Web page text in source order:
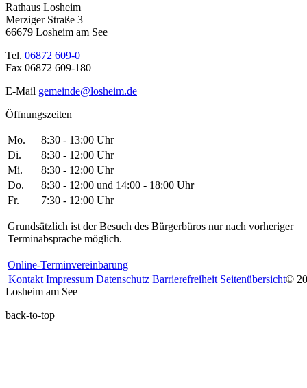
Rathaus Losheim
Merziger Straße 3
66679 Losheim am See
Tel. 06872 609-0
Fax 06872 609-180
E-Mail gemeinde@losheim.de
Öffnungszeiten
Mo.
8:30 - 13:00 Uhr
Di.
8:30 - 12:00 Uhr
Mi.
8:30 - 12:00 Uhr
Do.
8:30 - 12:00 und 14:00 - 18:00 Uhr
Fr.
7:30 - 12:00 Uhr
Grundsätzlich ist der Besuch des Bürgerbüros nur nach vorheriger
Terminabsprache möglich.
Online-Terminvereinbarung
Kontakt Impressum Datenschutz Barrierefreiheit Seitenübersicht©
Losheim am See
back-to-top